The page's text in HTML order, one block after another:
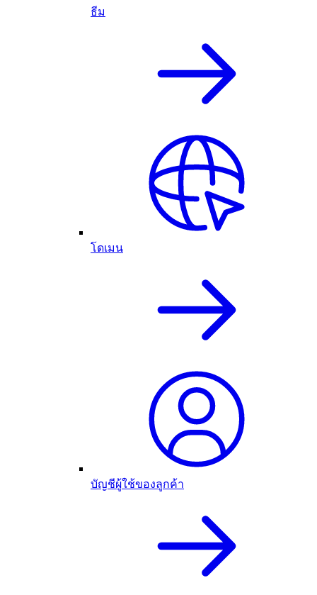
ธีม
โดเมน
บัญชีผู้ใช้ของลูกค้า